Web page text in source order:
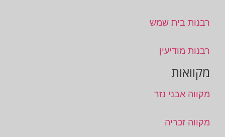
רבנות בית שמש
רבנות מודיעין
מקוואות
מקווה אבני נזר
מקווה זכריה